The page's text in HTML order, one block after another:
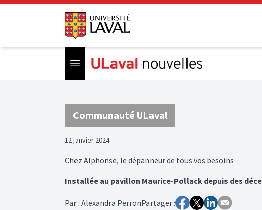
Open menu
Communauté ULaval
12 janvier 2024
Chez Alphonse, le dépanneur de tous vos besoins
Installée au pavillon Maurice-Pollack depuis des
Par: Alexandra PerronPartager :